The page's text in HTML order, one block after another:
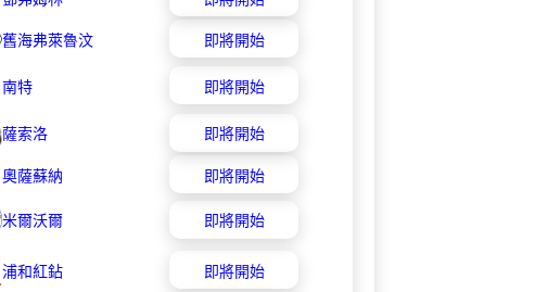
舊海弗萊魯汶 即將開始
南特 即將開始
薩索洛 即將開始
奧薩蘇納 即將開始
米爾沃爾 即將開始
浦和紅鉆 即將開始